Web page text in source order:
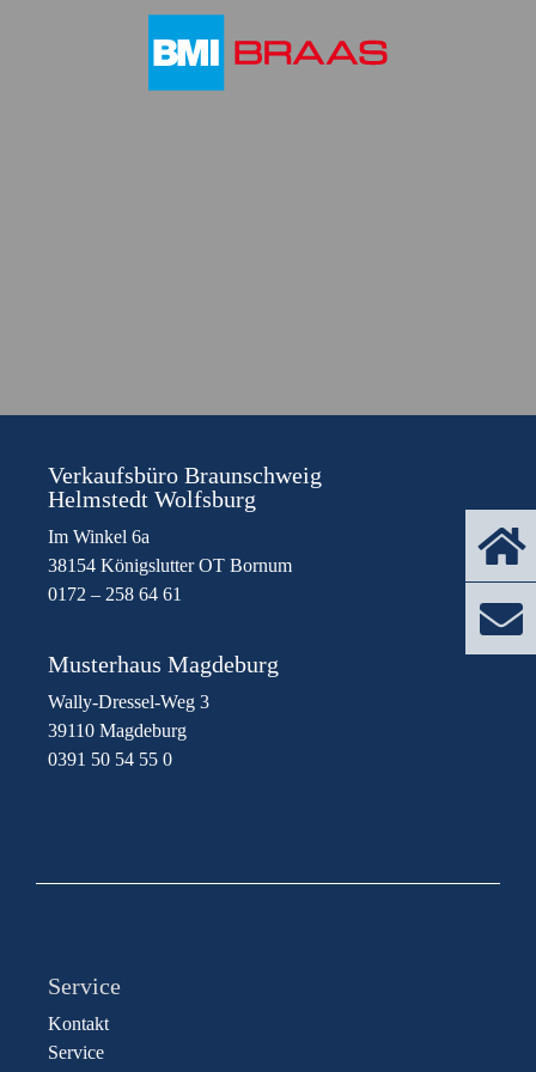
Verkaufsbüro Braunschweig
Helmstedt Wolfsburg
Im Winkel 6a
38154 Königslutter OT Bornum
0172 – 258 64 61
Musterhaus Magdeburg
Wally-Dressel-Weg 3
39110 Magdeburg
0391 50 54 55 0
Service
Kontakt
Service